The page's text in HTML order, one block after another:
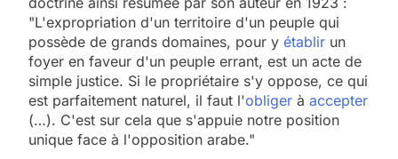
"L'expropriation d'un territoire d'un peuple qui
possède de grands domaines, pour y établir un
foyer en faveur d'un peuple errant, est un acte de
simple justice. Si le propriétaire s'y oppose, ce qui
est parfaitement naturel, il faut l'obliger à accepter
(…). C'est sur cela que s'appuie notre position
unique face à l'opposition arabe."